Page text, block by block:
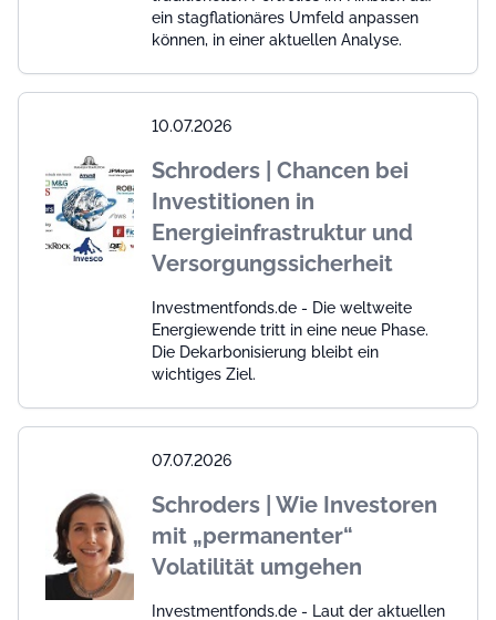
ein stagflationäres Umfeld anpassen
können, in einer aktuellen Analyse.
10.07.2026
Schroders | Chancen bei
Investitionen in
Energieinfrastruktur und
Versorgungssicherheit
Investmentfonds.de - Die weltweite
Energiewende tritt in eine neue Phase.
Die Dekarbonisierung bleibt ein
wichtiges Ziel.
07.07.2026
Schroders | Wie Investoren
mit „permanenter“
Volatilität umgehen
Investmentfonds.de - Laut der aktuellen